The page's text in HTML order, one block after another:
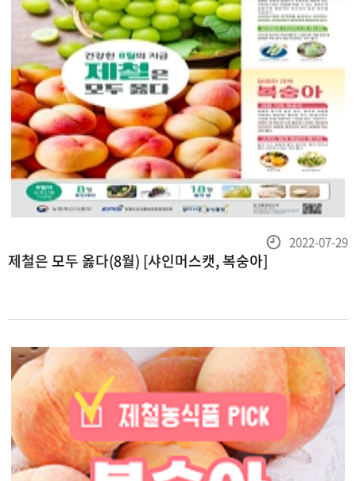
제철은 모두 옳다(8월) [샤인머스캣, 복숭아]
등
2022-07-29